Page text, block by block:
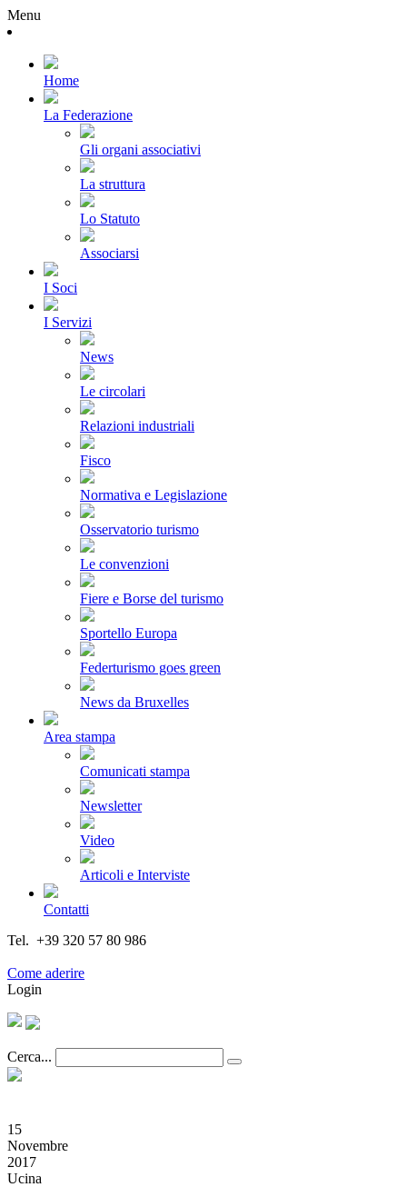
Menu
Home
La Federazione
Gli organi associativi
La struttura
Lo Statuto
Associarsi
I Soci
I Servizi
News
Le circolari
Relazioni industriali
Fisco
Normativa e Legislazione
Osservatorio turismo
Le convenzioni
Fiere e Borse del turismo
Sportello Europa
Federturismo goes green
News da Bruxelles
Area stampa
Comunicati stampa
Newsletter
Video
Articoli e Interviste
Contatti
Tel. +39 320 57 80 986
Come aderire
Login
Cerca...
15
Novembre
2017
Ucina